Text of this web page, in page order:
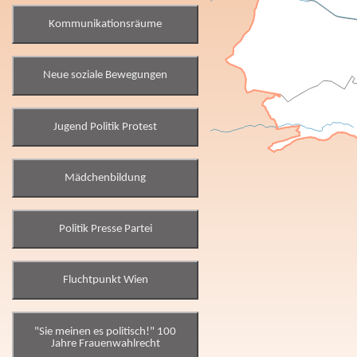
Kommunikationsräume
Neue soziale Bewegungen
Jugend Politik Protest
Mädchenbildung
Politik Presse Partei
Fluchtpunkt Wien
"Sie meinen es politisch!" 100
Jahre Frauenwahlrecht